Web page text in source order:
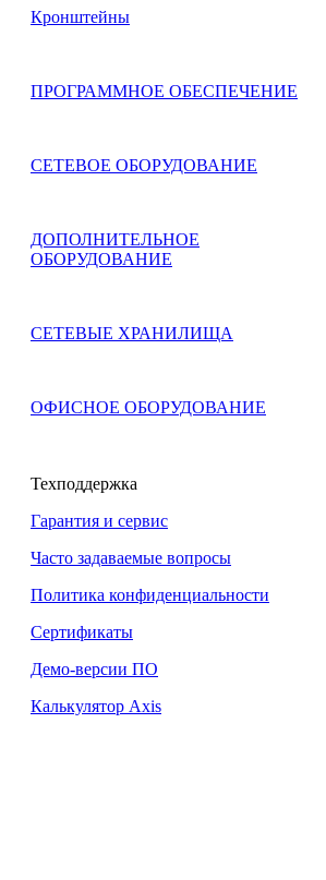
Кронштейны
ПРОГРАММНОЕ ОБЕСПЕЧЕНИЕ
СЕТЕВОЕ ОБОРУДОВАНИЕ
ДОПОЛНИТЕЛЬНОЕ
ОБОРУДОВАНИЕ
СЕТЕВЫЕ ХРАНИЛИЩА
ОФИСНОЕ ОБОРУДОВАНИЕ
Техподдержка
Гарантия и сервис
Часто задаваемые вопросы
Политика конфиденциальности
Сертификаты
Демо-версии ПО
Калькулятор Axis